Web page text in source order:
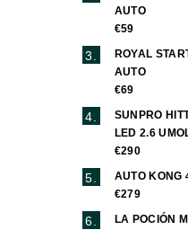
AUTO
€59
ROYAL
AUTO
€69
SUNPRO
LED 2.6
€290
AUTO KONG
€279
LA POCIÓN